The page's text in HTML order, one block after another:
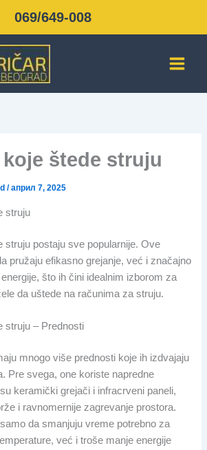
069/649-008
štede struju
/април 7, 2025
struju
struju postaju sve popularnije. Ove
pružaju efikasno grejanje, već i značajno
što ih čini idealnim izborom za
da uštede na računima za struju.
struju – Prednosti
mnogo više prednosti koje ih izdvajaju
Pre svega, one koriste napredne
keramički grejači i infracrveni paneli,
i ravnomernije zagrevanje prostora.
da smanjuju vreme potrebno za
već i troše manje energije